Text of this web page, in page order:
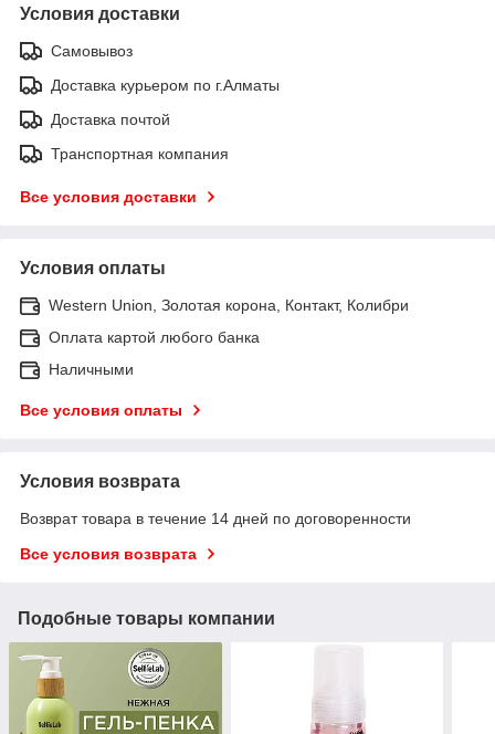
Условия доставки
Самовывоз
Доставка курьером по г.Алматы
Доставка почтой
Транспортная компания
Все условия доставки
Условия оплаты
Western Union, Золотая корона, Контакт, Колибри
Оплата картой любого банка
Наличными
Все условия оплаты
Условия возврата
Возврат товара в течение 14 дней по договоренности
Все условия возврата
Подобные товары компании